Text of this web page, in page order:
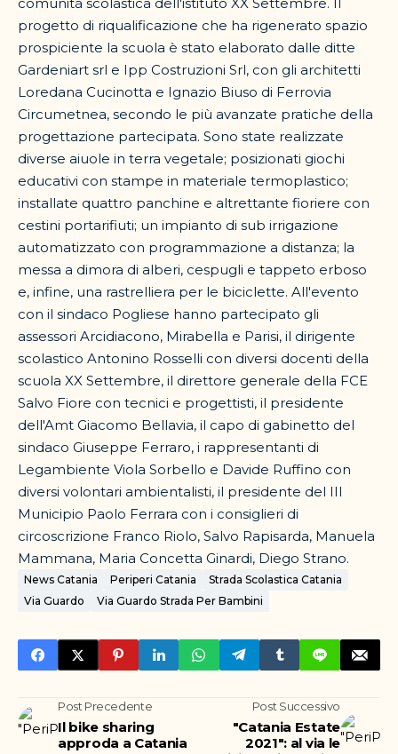
progetto di riqualificazione che ha rigenerato spazio
prospiciente la scuola è stato elaborato dalle ditte
Gardeniart srl e Ipp Costruzioni Srl, con gli architetti
Loredana Cucinotta e Ignazio Biuso di Ferrovia
Circumetnea, secondo le più avanzate pratiche della
progettazione partecipata. Sono state realizzate
diverse aiuole in terra vegetale; posizionati giochi
educativi con stampe in materiale termoplastico;
installate quattro panchine e altrettante fioriere con
cestini portarifiuti; un impianto di sub irrigazione
automatizzato con programmazione a distanza; la
messa a dimora di alberi, cespugli e tappeto erboso
e, infine, una rastrelliera per le biciclette. All'evento
con il sindaco Pogliese hanno partecipato gli
assessori Arcidiacono, Mirabella e Parisi, il dirigente
scolastico Antonino Rosselli con diversi docenti della
scuola XX Settembre, il direttore generale della FCE
Salvo Fiore con tecnici e progettisti, il presidente
dell'Amt Giacomo Bellavia, il capo di gabinetto del
sindaco Giuseppe Ferraro, i rappresentanti di
Legambiente Viola Sorbello e Davide Ruffino con
diversi volontari ambientalisti, il presidente del III
Municipio Paolo Ferrara con i consiglieri di
circoscrizione Franco Riolo, Salvo Rapisarda, Manuela
Mammana, Maria Concetta Ginardi, Diego Strano.
News Catania Periperi Catania
Strada Scolastica Catania
Via Guardo
Via Guardo Strada Per Bambini
Post Precedente
Il bike sharing
approda a Catania
Post Successivo
"Catania Estate
2021": al via le